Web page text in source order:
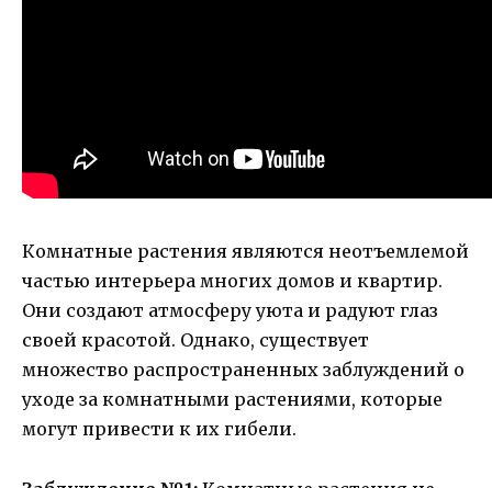
Комнатные растения являются неотъемлемой
частью интерьера многих домов и квартир.
Они создают атмосферу уюта и радуют глаз
своей красотой. Однако, существует
множество распространенных заблуждений о
уходе за комнатными растениями, которые
могут привести к их гибели.